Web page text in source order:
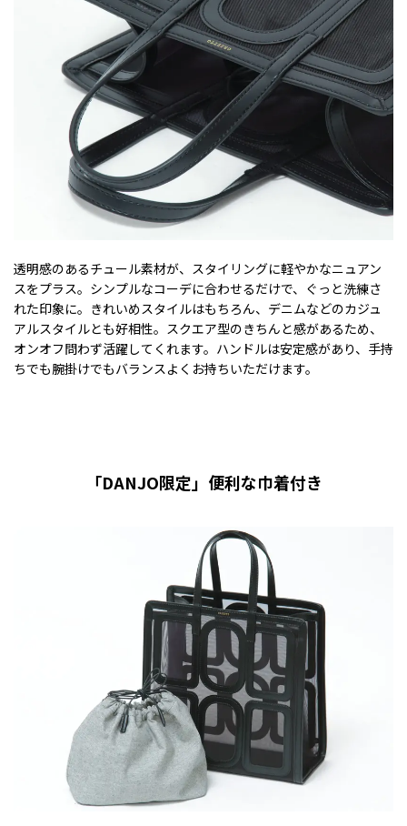
透明感のあるチュール素材が、スタイリングに軽やかなニュアン
スをプラス。シンプルなコーデに合わせるだけで、ぐっと洗練さ
れた印象に。きれいめスタイルはもちろん、デニムなどのカジュ
アルスタイルとも好相性。スクエア型のきちんと感があるため、
オンオフ問わず活躍してくれます。ハンドルは安定感があり、手持
ちでも腕掛けでもバランスよくお持ちいただけます。
「DANJO限定」便利な巾着付き